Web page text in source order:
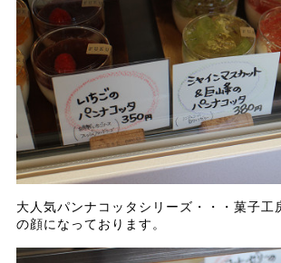
大人気パンナコッタシリーズ・・・菓子工
の顔になっております。